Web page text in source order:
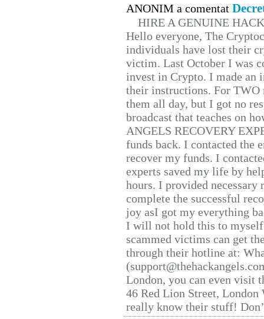
ANONIM a comentat
HIRE A GENUINE
Hello everyone, The
individuals have lost their
victim. Last October I was
invest in Crypto. I made
their instructions. For TWO
them all day, but I got no
broadcast that teaches on
ANGELS RECOVERY
funds back. I contacted the
recover my funds. I
experts saved my life by
hours. I provided
complete the successful
joy asI got my everything
I will not hold this to
scammed victims can get
through their hotline at:
London, you can even visit
46 Red Lion Street, London
really know their stuff!